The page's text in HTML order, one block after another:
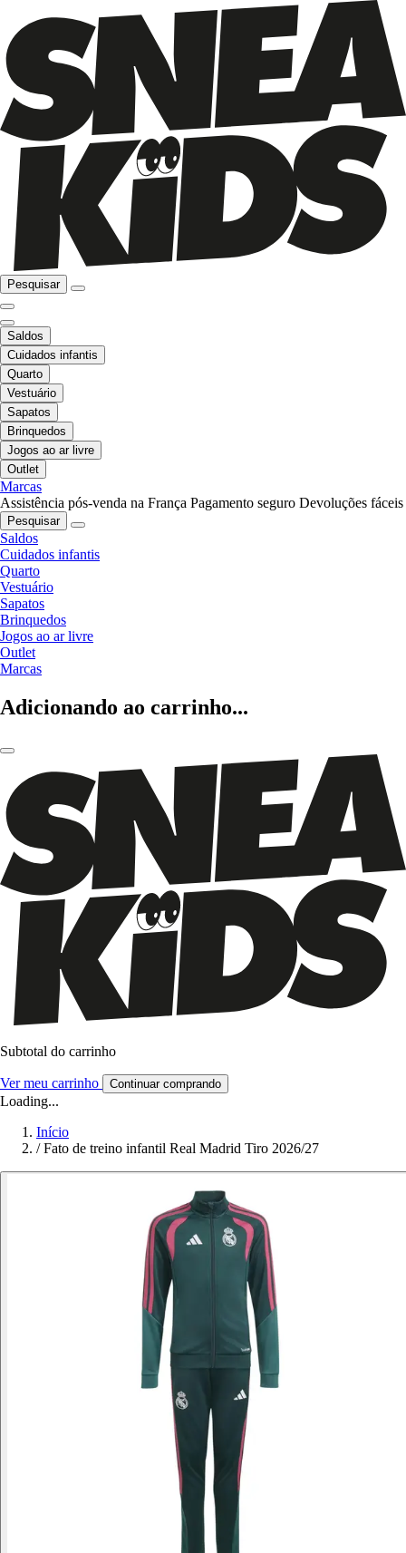
Pesquisar
Saldos
Cuidados infantis
Quarto
Vestuário
Sapatos
Brinquedos
Jogos ao ar livre
Outlet
Marcas
Assistência pós-venda na França Pagamento seguro Devoluções fáceis
Pesquisar
Saldos
Cuidados infantis
Quarto
Vestuário
Sapatos
Brinquedos
Jogos ao ar livre
Outlet
Marcas
Adicionando ao carrinho...
Subtotal do carrinho
Ver meu carrinho Continuar comprando
Loading...
Início
/ Fato de treino infantil Real Madrid Tiro 2026/27